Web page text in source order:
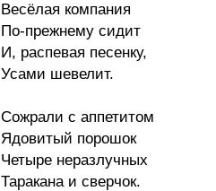
Весёлая компания
По-прежнему сидит
И, распевая песенку,
Усами шевелит.
Сожрали с аппетитом
Ядовитый порошок
Четыре неразлучных
Таракана и сверчок.